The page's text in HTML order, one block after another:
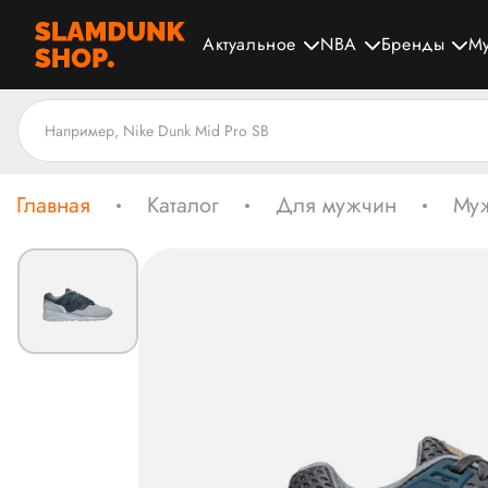
Актуальное NBA Бренды
Главная Каталог Для мужчин